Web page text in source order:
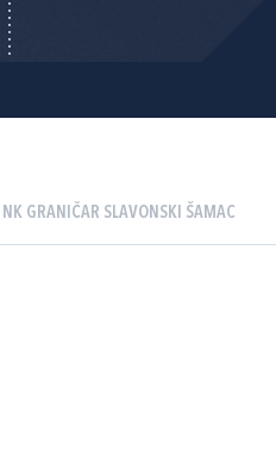
NK GRANIČAR SLAVONSKI ŠAMAC